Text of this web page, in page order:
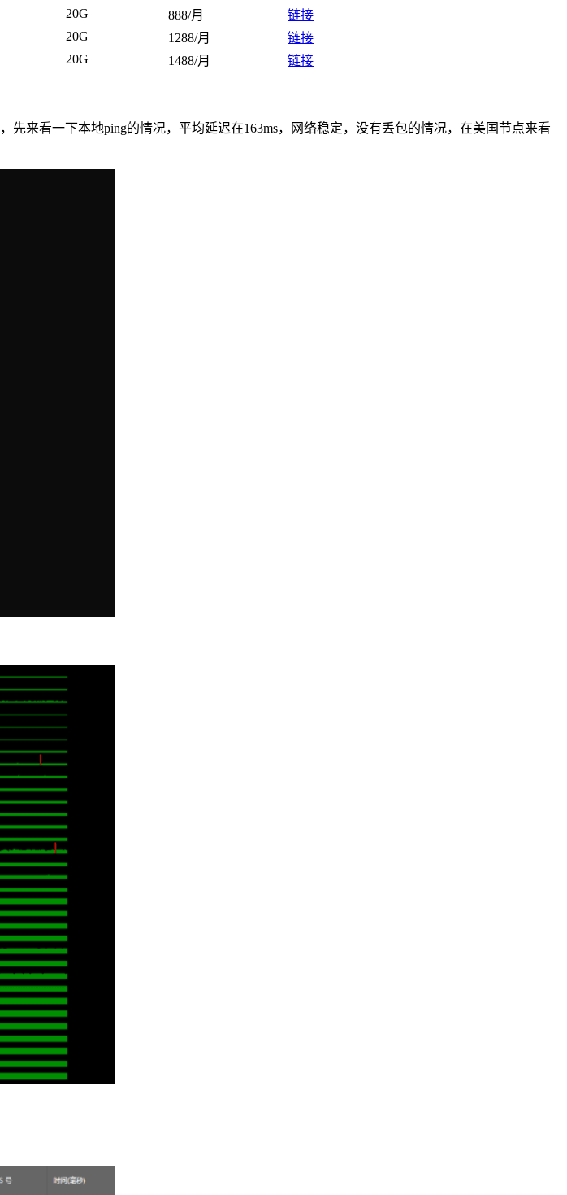
20G 888/月
链接
20G 1288/月
链接
20G 1488/月 链接
来看一下本地ping的情况，平均延迟在163ms，网络稳定，没有丢包的情况，在美国节点来看